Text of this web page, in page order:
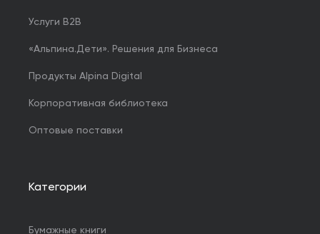
Услуги B2B
«Альпина.Дети». Решения для Бизнеса
Продукты Alpina Digital
Корпоративная библиотека
Оптовые поставки
Категории
Бумажные книги